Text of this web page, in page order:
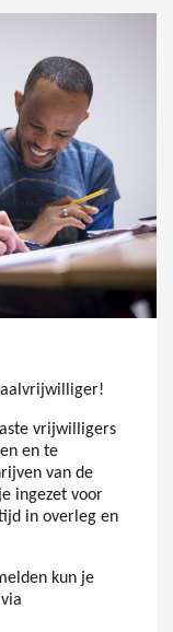
vrijwilligers
en te
van de
ingezet voor
in overleg en
kun je